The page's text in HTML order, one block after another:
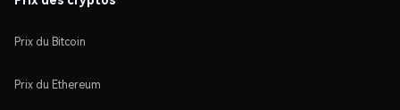
Prix du Bitcoin
Prix du Ethereum